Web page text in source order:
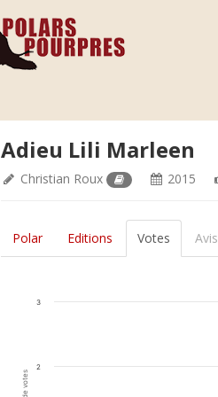
Adieu Lili Marleen
Christian Roux 2015
Polar Editions Votes Avis
2
3